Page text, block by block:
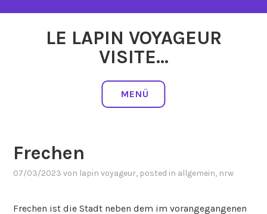
LE LAPIN VOYAGEUR
VISITE…
MENÜ
Frechen
07/03/2023 von lapin voyageur, posted in allgemein, nrw
Frechen ist die Stadt neben dem im vorangegangenen